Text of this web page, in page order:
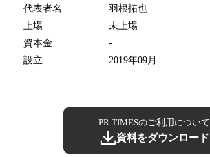
代表者名
羽根拓也
上場
未上場
資本金
-
設立
2019年09月
PR TIMESのご利用について
資料をダウンロード